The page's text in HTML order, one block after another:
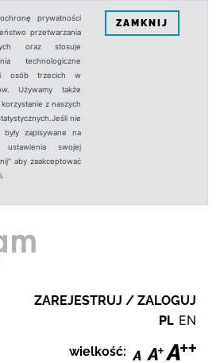
prywatności
przetwarzania
oraz stosuje
technologiczne
osób trzecich w
Używamy także
z naszych
nie
zapisywane na
swojej
aby zaakceptować
ZAMKNIJ
ZAREJESTRUJ / ZALOGUJ
PL EN
wielkość: